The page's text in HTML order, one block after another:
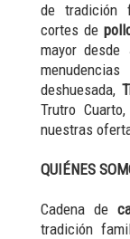
de tradición
cortes de
mayor desde
deshuesada,
Trutro
nuestras
QUIÉNES
Cadena de
tradición